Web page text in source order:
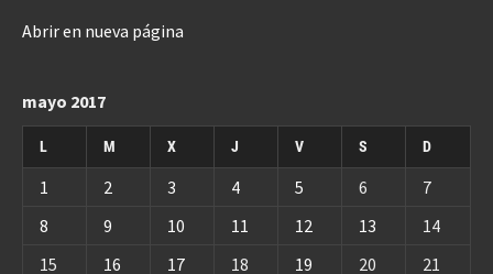
Abrir en nueva página
mayo 2017
L M X J V S D
1 2 3 4 5 6
7
8
9 10 11 12 13
14
15
16 17 18 19 20 21